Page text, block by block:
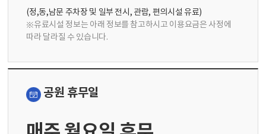
(정,동,남문 주차장 및 일부 전시, 관람, 편의시설 유료)
※유료시설 정보는 아래 정보를 참고하시고 이용요금은 사정에
따라 달라질 수 있습니다.
공원 휴무일